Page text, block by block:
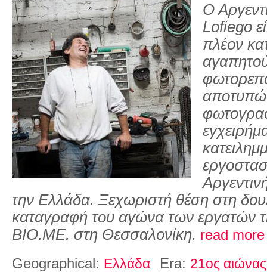
Ο
Lofiego
πλέον
την Ελλάδα. Ξεχωριστή θέση στη
καταγραφή του αγώνα των εργατών
ΒΙΟ.ΜΕ. στη Θεσσαλονίκη. read
Geographical: Ελλάδα Era: 21ος